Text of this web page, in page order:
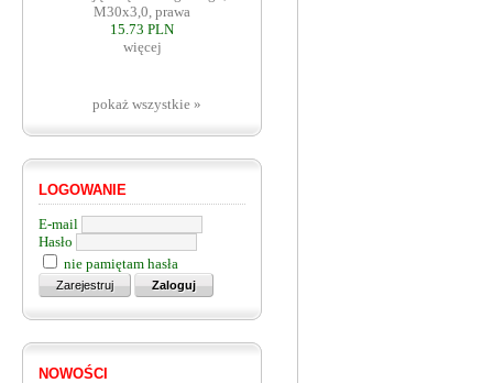
M30x3,0, prawa
15.73 PLN
więcej
pokaż wszystkie »
LOGOWANIE
E-mail
Hasło
nie pamiętam hasła
NOWOŚCI